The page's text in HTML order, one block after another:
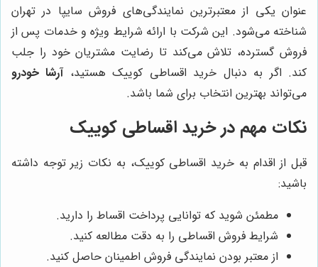
عنوان یکی از معتبرترین نمایندگی‌های فروش سایپا در تهران
شناخته می‌شود. این شرکت با ارائه شرایط ویژه و خدمات پس از
فروش گسترده، تلاش می‌کند تا رضایت مشتریان خود را جلب
کند. اگر به دنبال خرید اقساطی کوییک هستید،آرشا خودرو
می‌تواند بهترین انتخاب برای شما باشد.
نکات مهم در خرید اقساطی کوییک
قبل از اقدام به خرید اقساطی کوییک، به نکات زیر توجه داشته
باشید:
مطمئن شوید که توانایی پرداخت اقساط را دارید.
شرایط فروش اقساطی را به دقت مطالعه کنید.
از معتبر بودن نمایندگی فروش اطمینان حاصل کنید.